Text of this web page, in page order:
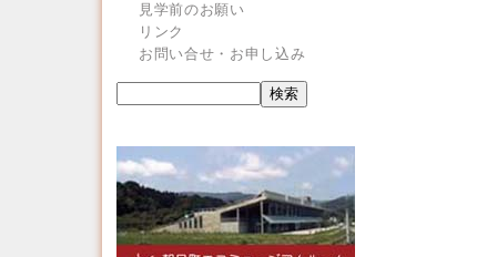
見学前のお願い
リンク
お問い合せ・お申し込み